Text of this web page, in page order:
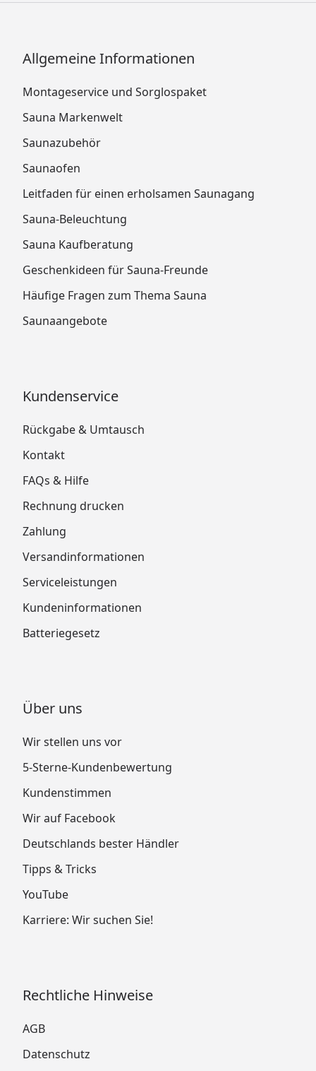
Allgemeine Informationen
Montageservice und Sorglospaket
Sauna Markenwelt
Saunazubehör
Saunaofen
Leitfaden für einen erholsamen Saunagang
Sauna-Beleuchtung
Sauna Kaufberatung
Geschenkideen für Sauna-Freunde
Häufige Fragen zum Thema Sauna
Saunaangebote
Kundenservice
Rückgabe & Umtausch
Kontakt
FAQs & Hilfe
Rechnung drucken
Zahlung
Versandinformationen
Serviceleistungen
Kundeninformationen
Batteriegesetz
Über uns
Wir stellen uns vor
5-Sterne-Kundenbewertung
Kundenstimmen
Wir auf Facebook
Deutschlands bester Händler
Tipps & Tricks
YouTube
Karriere: Wir suchen Sie!
Rechtliche Hinweise
AGB
Datenschutz